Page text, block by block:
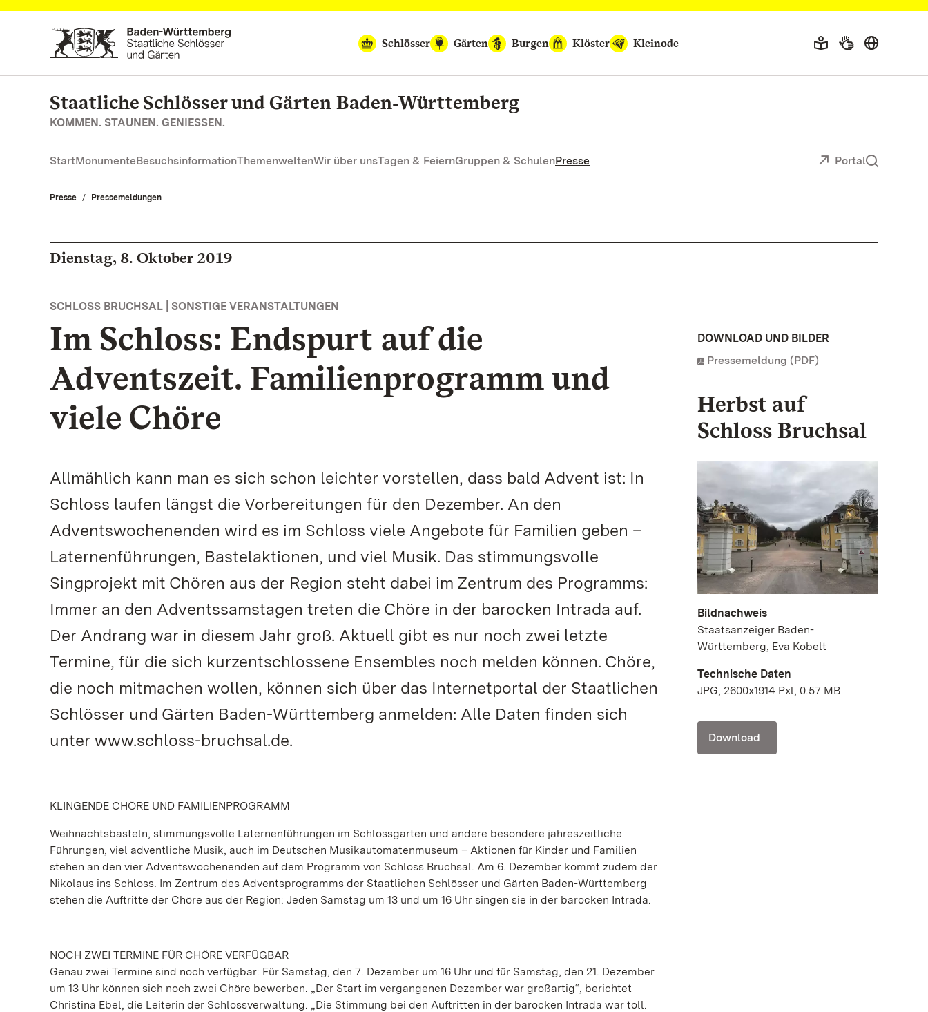
Zum Hauptinhalt springen
Schlösser
Gärten Burgen Klöster Kleinode
Staatliche Schlösser und Gärten Baden‑Württemberg
KOMMEN. STAUNEN. GENIESSEN.
StartMonumenteBesuchsinformationThemenweltenWir über unsTagen & FeiernGruppen & SchulenPresse Portal
Presse Pressemeldungen
Dienstag, 8. Oktober 2019
SCHLOSS BRUCHSAL | SONSTIGE VERANSTALTUNGEN
Im Schloss: Endspurt auf die
Adventszeit. Familienprogramm und
viele Chöre
Allmählich kann man es sich schon leichter vorstellen, dass bald Advent ist: In
Schloss laufen längst die Vorbereitungen für den Dezember. An den
Adventswochenenden wird es im Schloss viele Angebote für Familien geben –
Laternenführungen, Bastelaktionen, und viel Musik. Das stimmungsvolle
Singprojekt mit Chören aus der Region steht dabei im Zentrum des Programms:
Immer an den Adventssamstagen treten die Chöre in der barocken Intrada auf.
Der Andrang war in diesem Jahr groß. Aktuell gibt es nur noch zwei letzte
Termine, für die sich kurzentschlossene Ensembles noch melden können. Chöre,
die noch mitmachen wollen, können sich über das Internetportal der Staatlichen
Schlösser und Gärten Baden-Württemberg anmelden: Alle Daten finden sich
unter www.schloss-bruchsal.de.
KLINGENDE CHÖRE UND FAMILIENPROGRAMM
Weihnachtsbasteln, stimmungsvolle Laternenführungen im Schlossgarten und andere besondere jahreszeitliche
Führungen, viel adventliche Musik, auch im Deutschen Musikautomatenmuseum – Aktionen für Kinder und Familien
stehen an den vier Adventswochenenden auf dem Programm von Schloss Bruchsal. Am 6. Dezember kommt zudem der
Nikolaus ins Schloss. Im Zentrum des Adventsprogramms der Staatlichen Schlösser und Gärten Baden-Württemberg
stehen die Auftritte der Chöre aus der Region: Jeden Samstag um 13 und um 16 Uhr singen sie in der barocken Intrada.
NOCH ZWEI TERMINE FÜR CHÖRE VERFÜGBAR
Genau zwei Termine sind noch verfügbar: Für Samstag, den 7. Dezember um 16 Uhr und für Samstag, den 21. Dezember
um 13 Uhr können sich noch zwei Chöre bewerben. „Der Start im vergangenen Dezember war großartig“, berichtet
Christina Ebel, die Leiterin der Schlossverwaltung. „Die Stimmung bei den Auftritten in der barocken Intrada war toll.
DOWNLOAD UND BILDER
Pressemeldung (PDF)
Herbst auf
Schloss Bruchsal
Bildnachweis
Staatsanzeiger Baden-
Württemberg, Eva Kobelt
Technische Daten
JPG, 2600x1914 Pxl, 0.57 MB
Download